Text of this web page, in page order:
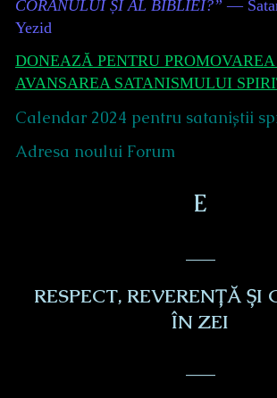
CORANULUI ȘI AL BIBLIEI?” —
Yezid
DONEAZĂ PENTRU
AVANSAREA SATANISMULUI
Calendar 2024 pentru sataniștii
Adresa noului Forum
E
RESPECT, REVERENȚĂ ȘI
ÎN ZEI